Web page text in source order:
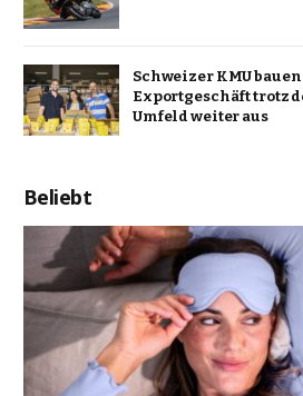
Schweizer KMU
Exportgeschäft trotz
Umfeld weiter aus
Beliebt